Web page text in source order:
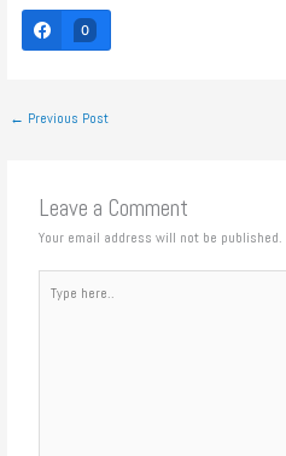
0
← Previous Post
Leave a Comment
Your email address will not be published.
here..